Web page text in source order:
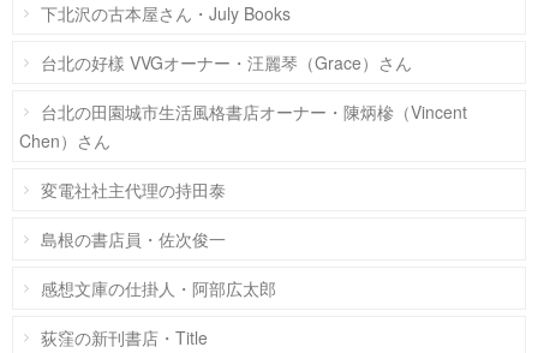
下北沢の古本屋さん・July Books
台北の好樣 VVGオーナー・汪麗琴（Grace）さん
台北の田園城市生活風格書店オーナー・陳炳槮（Vincent
Chen）さん
変電社社主代理の持田泰
島根の書店員・佐次俊一
感想文庫の仕掛人・阿部広太郎
荻窪の新刊書店・Title